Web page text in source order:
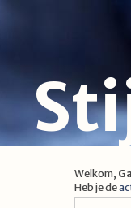
Welkom,
Heb je de